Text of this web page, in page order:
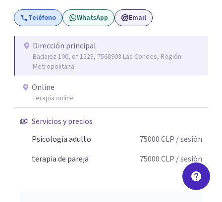
además de formación y certificación como Terapeuta
EMDR, enfoque especializado en el tratamiento de
combinación de herramientas me permite integrar
distintas perspectivas terapéuticas, adaptándolas a las
necesidades únicas de cada persona o pareja que consulta.
Teléfono WhatsApp Email
Dirección principal
Badajoz 100, of 1523, 7560908 Las Condes, Región
Metropolitana
Online
Terapia online
Servicios y precios
Psicología adulto
75000CLP / sesión
terapia de pareja
75000CLP / sesión